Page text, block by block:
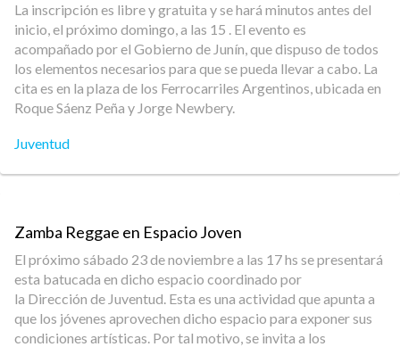
La inscripción es libre y gratuita y se hará minutos antes del
inicio, el próximo domingo, a las 15 . El evento es
acompañado por el Gobierno de Junín, que dispuso de todos
los elementos necesarios para que se pueda llevar a cabo. La
cita es en la plaza de los Ferrocarriles Argentinos, ubicada en
Roque Sáenz Peña y Jorge Newbery.
Juventud
Zamba Reggae en Espacio Joven
El próximo sábado 23 de noviembre a las 17 hs se presentará
esta batucada en dicho espacio coordinado por
la Dirección de Juventud. Esta es una actividad que apunta a
que los jóvenes aprovechen dicho espacio para exponer sus
condiciones artísticas. Por tal motivo, se invita a los